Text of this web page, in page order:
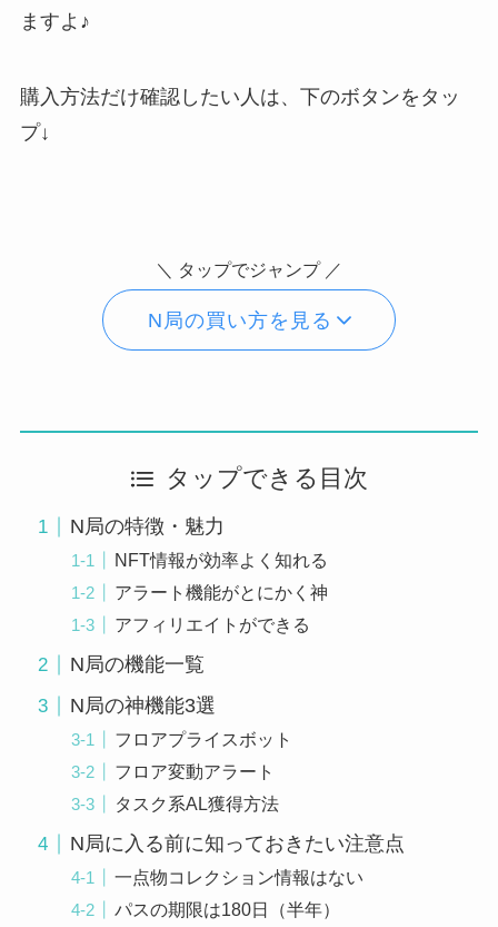
ますよ♪
購入方法だけ確認したい人は、下のボタンをタッ
プ↓
＼ タップでジャンプ ／
N局の買い方を見る
タップできる目次
N局の特徴・魅力
NFT情報が効率よく知れる
アラート機能がとにかく神
アフィリエイトができる
N局の機能一覧
N局の神機能3選
フロアプライスボット
フロア変動アラート
タスク系AL獲得方法
N局に入る前に知っておきたい注意点
一点物コレクション情報はない
パスの期限は180日（半年）